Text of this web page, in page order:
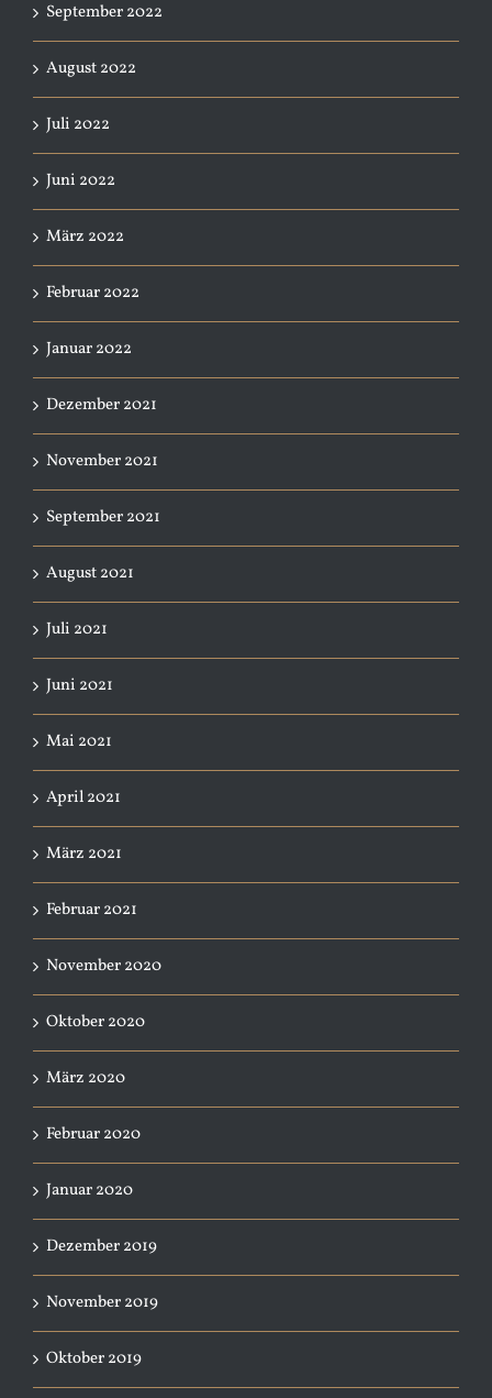
September 2022
August 2022
Juli 2022
Juni 2022
März 2022
Februar 2022
Januar 2022
Dezember 2021
November 2021
September 2021
August 2021
Juli 2021
Juni 2021
Mai 2021
April 2021
März 2021
Februar 2021
November 2020
Oktober 2020
März 2020
Februar 2020
Januar 2020
Dezember 2019
November 2019
Oktober 2019